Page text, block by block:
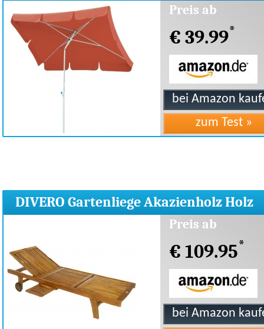
120cm
Preis ab
€ 39.99*
DIVERO Gartenliege Akazienholz Holz
Preis ab
€ 109.95*